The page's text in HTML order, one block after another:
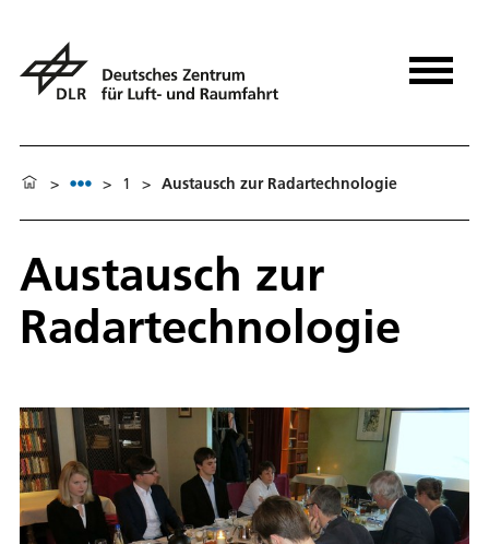
> > 1 > Austausch zur Radartechnologie
Austausch zur
Radartechnologie